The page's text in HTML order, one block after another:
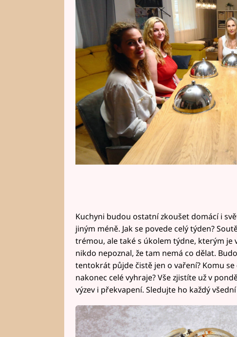
kuchyních i při zábavě sejdou dva
kraji se dá dohromady parta
nejlepší, co v jejich kuchyních může
Kuchyni budou ostatní zkoušet domácí i
jiným méně. Jak se povede celý týden?
trémou, ale také s úkolem týdne, kterým
nikdo nepoznal, že tam nemá co dělat.
tentokrát půjde čistě jen o vaření? Komu
nakonec celé vyhraje? Vše zjistíte už v
výzev i překvapení. Sledujte ho každý